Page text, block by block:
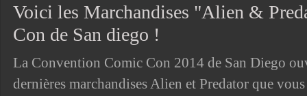
Voici les Marchandises "Alien &
Con de San diego !
La Convention Comic Con 2014 de San Diego
dernières marchandises Alien et Predator que